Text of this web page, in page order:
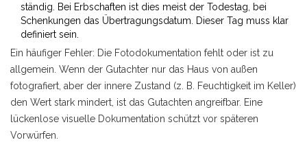
ständig. Bei Erbschaften ist dies meist der Todestag, bei
Schenkungen das Übertragungsdatum. Dieser Tag muss klar
definiert sein.
Ein häufiger Fehler: Die Fotodokumentation fehlt oder ist zu
allgemein. Wenn der Gutachter nur das Haus von außen
fotografiert, aber der innere Zustand (z. B. Feuchtigkeit im Keller)
den Wert stark mindert, ist das Gutachten angreifbar. Eine
lückenlose visuelle Dokumentation schützt vor späteren
Vorwürfen.